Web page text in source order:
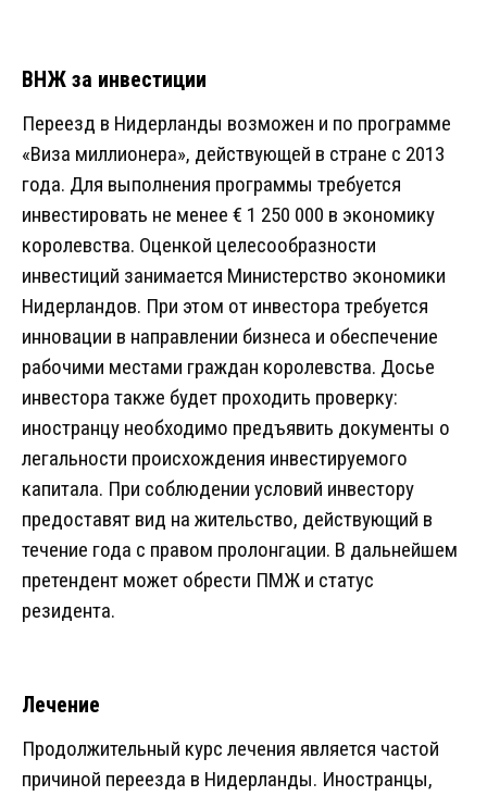
ВНЖ за инвестиции
Переезд в Нидерланды возможен и по программе
«Виза миллионера», действующей в стране с 2013
года. Для выполнения программы требуется
инвестировать не менее € 1 250 000 в экономику
королевства. Оценкой целесообразности
инвестиций занимается Министерство экономики
Нидерландов. При этом от инвестора требуется
инновации в направлении бизнеса и обеспечение
рабочими местами граждан королевства. Досье
инвестора также будет проходить проверку:
иностранцу необходимо предъявить документы о
легальности происхождения инвестируемого
капитала. При соблюдении условий инвестору
предоставят вид на жительство, действующий в
течение года с правом пролонгации. В дальнейшем
претендент может обрести ПМЖ и статус
резидента.
Лечение
Продолжительный курс лечения является частой
причиной переезда в Нидерланды. Иностранцы,